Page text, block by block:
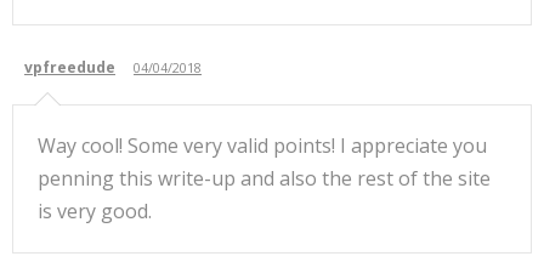
vpfreedude 04/04/2018
Way cool! Some very valid points! I appreciate you
penning this write-up and also the rest of the site
is very good.